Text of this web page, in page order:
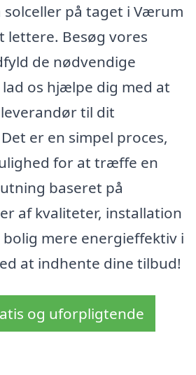
solceller på taget i Værum
Besøg vores
de nødvendige
os hjælpe dig med at
til dit
er en simpel proces,
for at træffe en
baseret på
af kvaliteter, installation
mere energieffektiv i
at indhente dine tilbud!
og uforpligtende